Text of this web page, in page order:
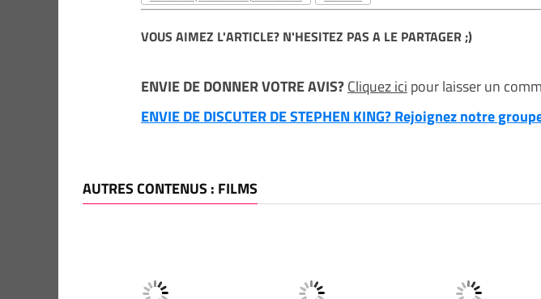
VOUS AIMEZ L'ARTICLE? N'HESITEZ PAS A LE PARTAGER ;)
ENVIE DE DONNER VOTRE AVIS?Cliquez ici pour laisser un
ENVIE DE DISCUTER DE STEPHEN KING? Rejoignez notre
AUTRES CONTENUS : FILMS